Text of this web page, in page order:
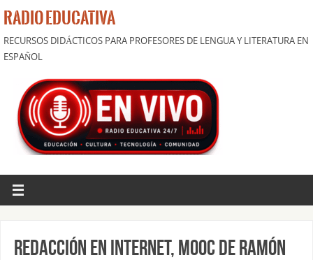
RADIO EDUCATIVA
RECURSOS DIDÁCTICOS PARA PROFESORES DE LENGUA Y LITERATURA EN
ESPAÑOL
Redacción en Internet, mooc de Ramón